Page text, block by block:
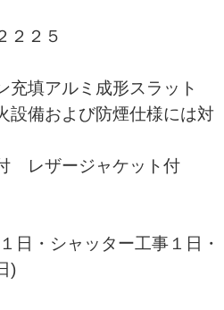
２２５
充填アルミ成形スラット
設備および防煙仕様には対
レザージャケット付
・シャッター工事１日・
)